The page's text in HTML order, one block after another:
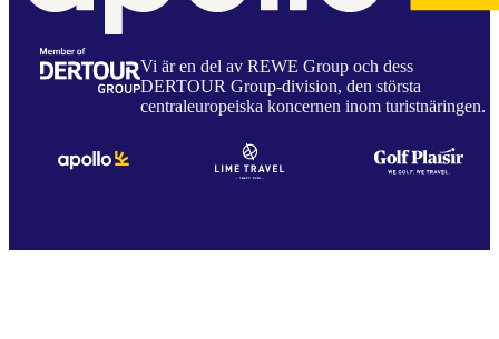
Vi är en del av REWE Group och dess
DERTOUR Group-division, den största
centraleuropeiska koncernen inom turistnäringen.